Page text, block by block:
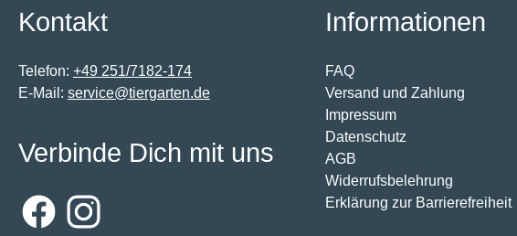
Kontakt
Telefon: +49 251/7182-174
E-Mail: service@tiergarten.de
Informationen
FAQ
Versand und Zahlung
Impressum
Datenschutz
AGB
Widerrufsbelehrung
Erklärung zur Barrierefreiheit
Verbinde Dich mit uns
FacebookInstagram